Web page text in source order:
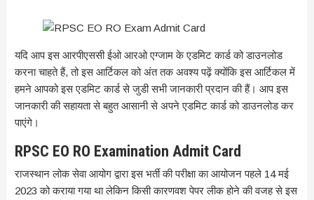
यदि आप इस आरपीएससी ईओ आरओ एग्जाम के एडमिट कार्ड को डाउनलोड
करना चाहते हैं, तो इस आर्टिकल को अंत तक अवश्य पढ़ें क्योंकि इस आर्टिकल में
हमने आपको इस एडमिट कार्ड से जुडी सभी जानकारी प्रदान की हैं। आप इस
जानकारी की सहायता से बहुत आसानी से अपने एडमिट कार्ड को डाउनलोड कर
पाएंगे।
RPSC EO RO Examination Admit Card
राजस्थान लोक सेवा आयोग द्वारा इस भर्ती की परीक्षा का आयोजन पहले 14 मई
2023 को कराया गया था लेकिन किसी कारणवश पेपर लीक होने की वजह से इस